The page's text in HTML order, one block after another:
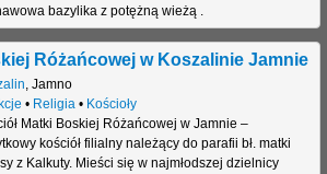
bazylika z potężną wieżą .
Różańcowej w Koszalinie Jamnie
, Jamno
• Religia• Kościoły
Matki Boskiej Różańcowej w Jamnie –
kościół filialny należący do parafii bł. matki
z Kalkuty. Mieści się w najmłodszej dzielnicy